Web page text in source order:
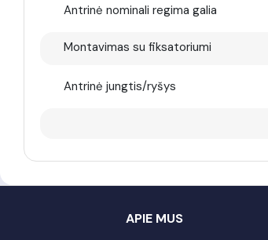
Antrinė nominali regima galia
Montavimas su fiksatoriumi
Antrinė jungtis/ryšys
APIE MUS